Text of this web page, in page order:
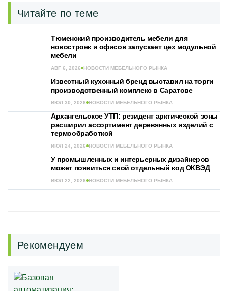
Читайте по теме
Тюменский производитель мебели для
новостроек и офисов запускает цех модульной
мебели
АВГ 6, 2026 НОВОСТИ МЕБЕЛЬНОГО РЫНКА
Известный кухонный бренд выставил на торги
производственный комплекс в Саратове
ИЮЛ 30, 2026 НОВОСТИ МЕБЕЛЬНОГО РЫНКА
Архангельское УТП: резидент арктической зоны
расширил ассортимент деревянных изделий с
термообработкой
ИЮЛ 24, 2026 НОВОСТИ МЕБЕЛЬНОГО РЫНКА
У промышленных и интерьерных дизайнеров
может появиться свой отдельный код ОКВЭД
ИЮЛ 22, 2026 НОВОСТИ МЕБЕЛЬНОГО РЫНКА
Рекомендуем